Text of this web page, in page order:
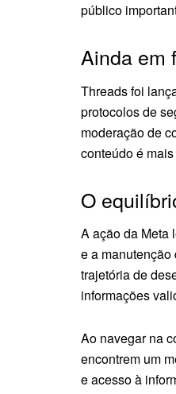
público
Ainda em
Threads foi
protocolos de
moderação de
conteúdo é
O
A ação da Meta
e a
trajetória de
informações
Ao navegar na
encontrem um
e acesso à